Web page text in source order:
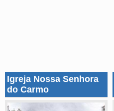
Igreja Nossa Senhora
do Carmo